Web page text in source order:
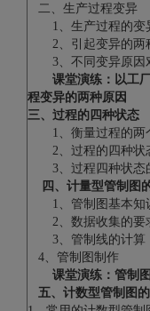
二、生产过程变异
1、生产过程的变
2、引起变异的两
3、不同变异原因
课堂演练：以工
程变异的两种原因
三、过程的四种状态
1、衡量过程的两
2、过程的四种状
3、过程四种状态
四、计量型管制图
1、管制图基本知
2、数据收集的要
3、管制线的计算
4、管制图制作
课堂演练：管制
五、计数型管制图